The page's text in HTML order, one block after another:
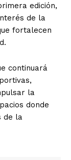
edición,
de la
fortalecen
continuará
la
donde
de la